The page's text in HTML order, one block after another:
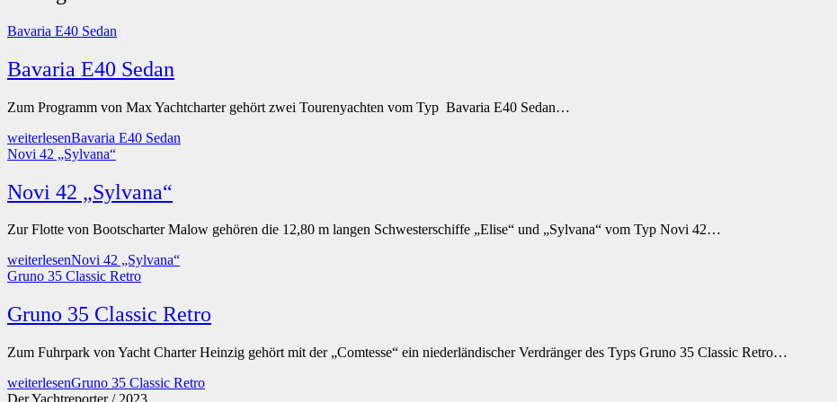
Bavaria E40 Sedan
Bavaria E40 Sedan
Zum Programm von Max Yachtcharter gehört zwei Tourenyachten vom Typ Bavaria E40 Sedan…
weiterlesenBavaria E40 Sedan
Novi 42 „Sylvana“
Novi 42 „Sylvana“
Zur Flotte von Bootscharter Malow gehören die 12,80 m langen Schwesterschiffe „Elise“ und „Sylvana“ vom Typ Novi 42…
weiterlesenNovi 42 „Sylvana“
Gruno 35 Classic Retro
Gruno 35 Classic Retro
Zum Fuhrpark von Yacht Charter Heinzig gehört mit der „Comtesse“ ein niederländischer Verdränger des Typs Gruno 35 Classic Retro…
weiterlesenGruno 35 Classic Retro